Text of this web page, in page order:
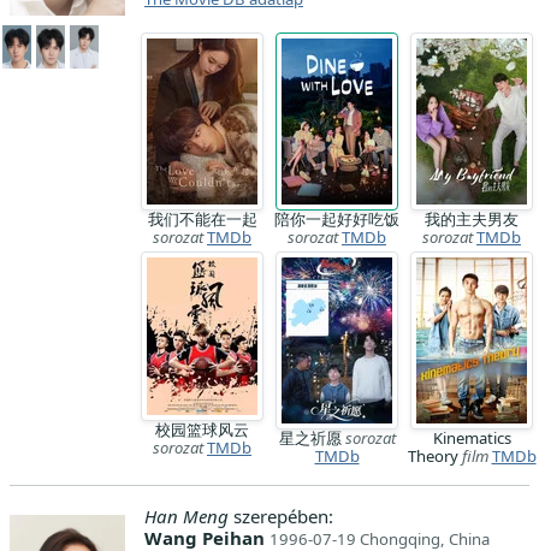
我们不能在一起
sorozatTMDb
陪你一起好好吃饭
sorozatTMDb
我的主夫男友
sorozatTMDb
校园篮球风云
sorozatTMDb 星之祈愿sorozat
TMDb
Kinematics
TheoryfilmTMDb
Han Meng szerepében:
Wang Peihan 1996-07-19 Chongqing, China